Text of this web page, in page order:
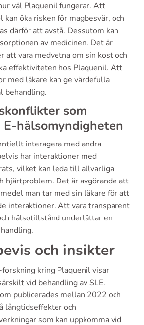
väl Plaquenil fungerar. Att
kan öka risken för magbesvär, och
därför att avstå. Dessutom kan
av medicinen. Det är
att vara medvetna om sin kost och
effektiviteten hos Plaquenil. Att
med läkare kan ge värdefulla
behandling.
som
hälsomyndigheten
interagera med andra
har interaktioner med
vilket kan leda till allvarliga
hjärtproblem. Det är avgörande att
man tar med sin läkare för att
interaktioner. Att vara transparent
hälsotillstånd underlättar en
och insikter
forskning kring Plaquenil visar
vid behandling av SLE.
publicerades mellan 2022 och
långtidseffekter och
som kan uppkomma vid